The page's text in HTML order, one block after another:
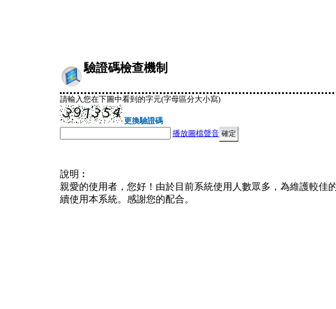
驗證碼檢查機制
請輸入您在下圖中看到的字元(字母區分大小寫)
更換驗證碼
播放圖檔聲音
說明︰
親愛的使用者，您好！由於目前系統使用人數眾多，為維護較佳
續使用本系統。感謝您的配合。